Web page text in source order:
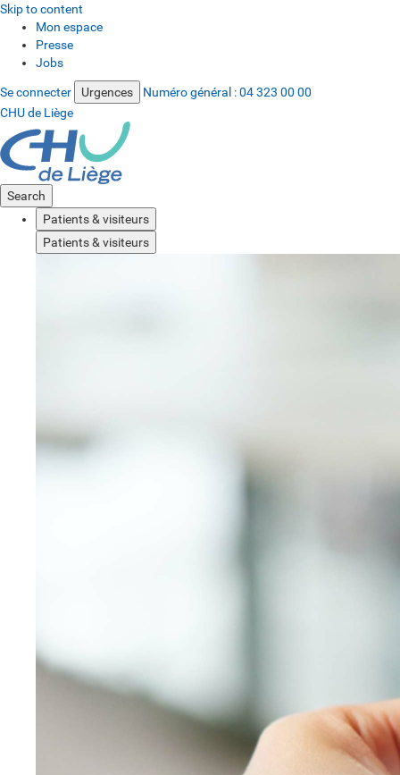
Skip to content
Mon espace
Presse
Jobs
Se connecter Urgences Numéro général :04 323 00 00
CHU de Liège
Search
Patients & visiteurs
Patients & visiteurs